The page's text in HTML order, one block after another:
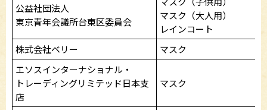
公益社団法人
東京青年会議所台東区委員会
マスク（大人用）
レインコート
株式会社ベリー
マスク
エソスインターナショナル・
トレーディングリミテッド日本支
店
マスク